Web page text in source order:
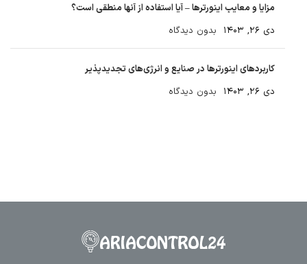
مزایا و معایب اینورترها – آیا استفاده از آنها منطقی است؟
دی ۲۶, ۱۴۰۳
بدون دیدگاه
کاربردهای اینورترها در صنایع و انرژی‌های تجدیدپذیر
دی ۲۶, ۱۴۰۳
بدون دیدگاه